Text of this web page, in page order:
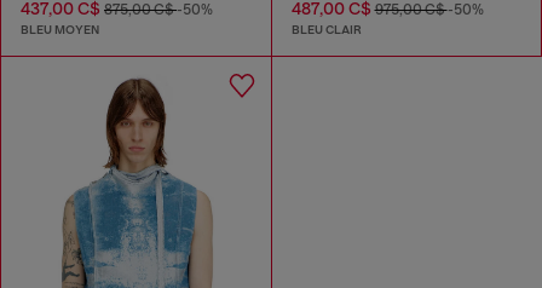
437,00 C$ 875,00 C$-50%
BLEU MOYEN
487,00 C$975,00 C$-50%
BLEU CLAIR